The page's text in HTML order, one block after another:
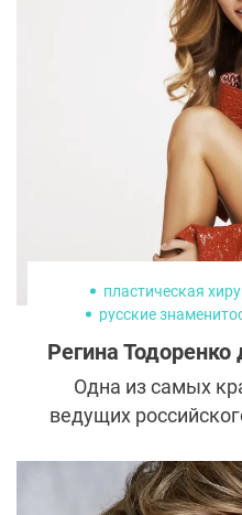
примерами
пластическая
русские
Регина Тодоренко
Одна из самых
ведущих
операции. Однако
специалисты ей